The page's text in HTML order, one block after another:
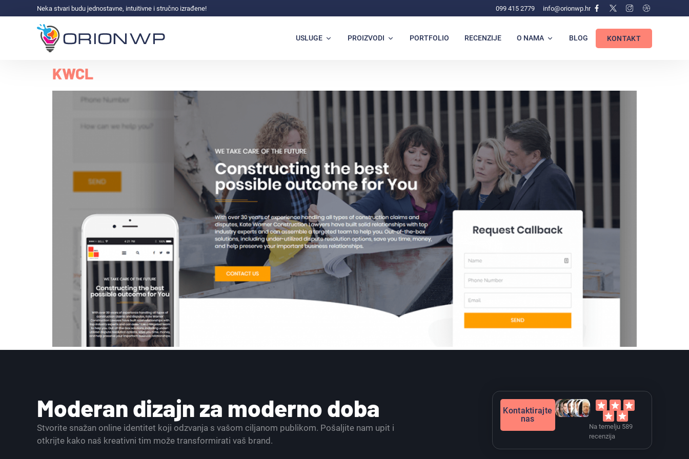
Neka stvari budu jednostavne, intuitivne i stručno izrađene! 099 415 2779 info@orionwp.hr
USLUGE PROIZVODI PORTFOLIO RECENZIJE O NAMA BLOG KONTAKT
KWCL
Moderan dizajn za moderno doba
Stvorite snažan online identitet koji odzvanja s vašom ciljanom publikom. Pošaljite nam upit i
otkrijte kako naš kreativni tim može transformirati vaš brand.
Kontaktirajte
nas
Na temelju 589
recenzija